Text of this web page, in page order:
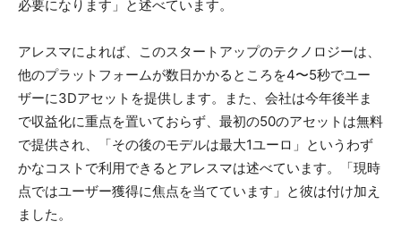
必要になります」と述べています。
アレスマによれば、このスタートアップのテクノロジーは、
他のプラットフォームが数日かかるところを4〜5秒でユー
ザーに3Dアセットを提供します。また、会社は今年後半ま
で収益化に重点を置いておらず、最初の50のアセットは無料
で提供され、「その後のモデルは最大1ユーロ」というわず
かなコストで利用できるとアレスマは述べています。「現時
点ではユーザー獲得に焦点を当てています」と彼は付け加え
ました。